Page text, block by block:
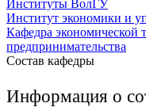
Институты ВолГУ
Институт экономики и
Кафедра экономической
предпринимательства
Состав кафедры
Информация о